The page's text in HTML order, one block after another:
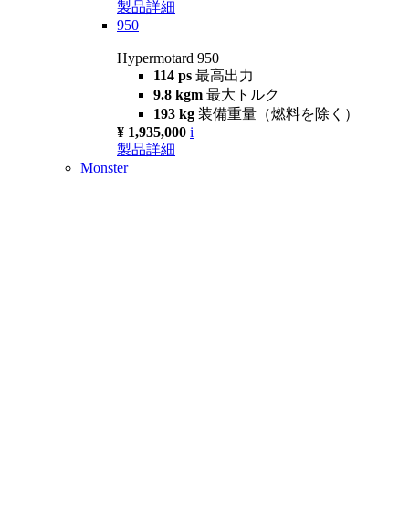
製品詳細
950
Hypermotard 950
114 ps 最高出力
9.8 kgm 最大トルク
193 kg 装備重量（燃料を除く）
¥ 1,935,000 i
製品詳細
Monster